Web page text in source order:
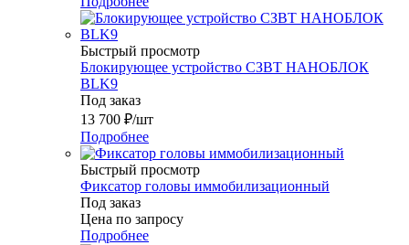
Быстрый просмотр
Блокирующее устройство СЗВТ НАНОБЛОК
BLK9
Под заказ
13 700 ₽/шт
Подробнее
Быстрый просмотр
Фиксатор головы иммобилизационный
Под заказ
Цена по запросу
Подробнее